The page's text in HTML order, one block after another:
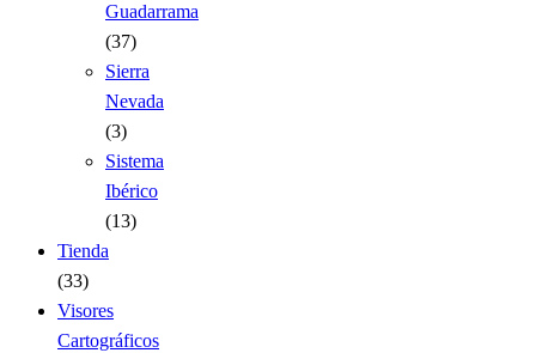
Guadarrama
(37)
Sierra
Nevada
(3)
Sistema
Ibérico
(13)
Tienda
(33)
Visores
Cartográficos